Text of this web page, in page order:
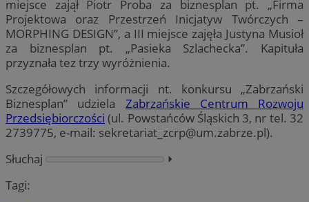
miejsce zajął Piotr Proba za biznesplan pt. „Firma
Projektowa oraz Przestrzeń Inicjatyw Twórczych –
MORPHING DESIGN”, a III miejsce zajęła Justyna Musioł
za biznesplan pt. „Pasieka Szlachecka”. Kapituła
przyznała tez trzy wyróżnienia.
Szczegółowych informacji nt. konkursu „Zabrzański
Biznesplan” udziela Zabrzańskie Centrum Rozwoju
Przedsiębiorczości (ul. Powstańców Śląskich 3, nr tel. 32
2739775, e-mail: sekretariat_zcrp@um.zabrze.pl).
Słuchaj
⏵︎
Tagi: